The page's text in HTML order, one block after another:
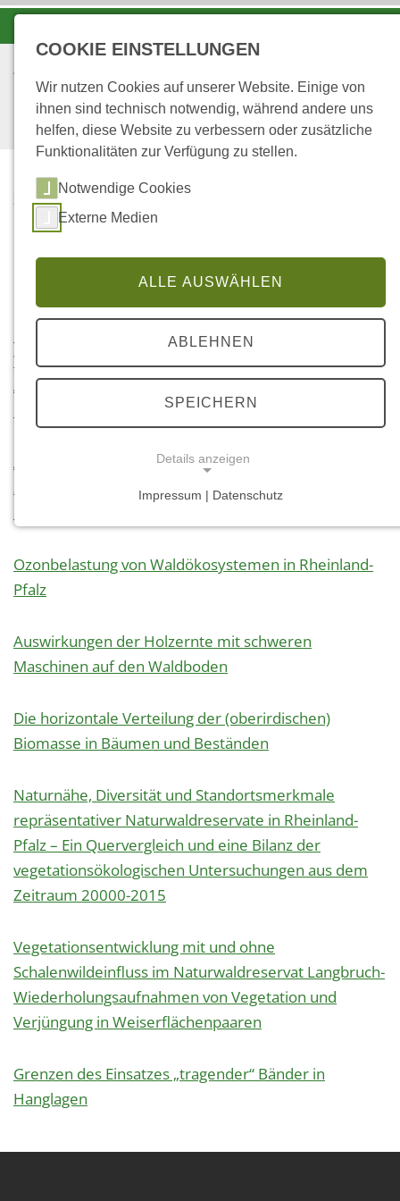
STARTSEITE ...
Inhaltsverzeichnis
Untersuchungen zum Effekt von Klimawandel auf die
Wachstumsdynamik von Waldbäumen und ihre
Auswirkung auf die Holzdichte und die
Anfertigung einer Expertise zu dem Zusammenhang
zwischen waldbaulicher Verjüngungsmethode und
Ozonbelastung von Waldökosystemen in Rheinland-
Pfalz
Auswirkungen der Holzernte mit schweren
Maschinen auf den Waldboden
Die horizontale Verteilung der (oberirdischen)
Biomasse in Bäumen und Beständen
Naturnähe, Diversität und Standortsmerkmale
repräsentativer Naturwaldreservate in Rheinland-
Pfalz – Ein Quervergleich und eine Bilanz der
vegetationsökologischen Untersuchungen aus dem
Zeitraum 20000-2015
Vegetationsentwicklung mit und ohne
Schalenwildeinfluss im Naturwaldreservat Langbruch-
Wiederholungsaufnahmen von Vegetation und
Verjüngung in Weiserflächenpaaren
Grenzen des Einsatzes „tragender“ Bänder in
Hanglagen
COOKIE EINSTELLUNGEN
Wir nutzen Cookies auf unserer Website. Einige von
ihnen sind technisch notwendig, während andere uns
helfen, diese Website zu verbessern oder zusätzliche
Funktionalitäten zur Verfügung zu stellen.
Notwendige Cookies
Externe Medien
ALLE AUSWÄHLEN
ABLEHNEN
SPEICHERN
Details anzeigen
Funktionen und sind für die einwandfreie Funktion
cookie_consent
Zweck:
Dieser Cookie speichert die ausgewählten
Einverständnis-Optionen des Benutzers
1 Jahr
EXTERNE MEDIEN
Um Inhalte von Videoplattformen und Social Media
diesen externen Medien Cookies gesetzt.
Impressum | Datenschutz